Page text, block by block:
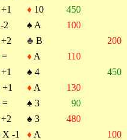
+1 ♦ 10
450
-2 ♠ A
100
+2 ♣ B
200
= ♦ A
110
+1 ♠ 4
450
+1 ♦ A
130
= ♠ 3
90
+2 ♠ 3
480
X -1 ♦ A
100